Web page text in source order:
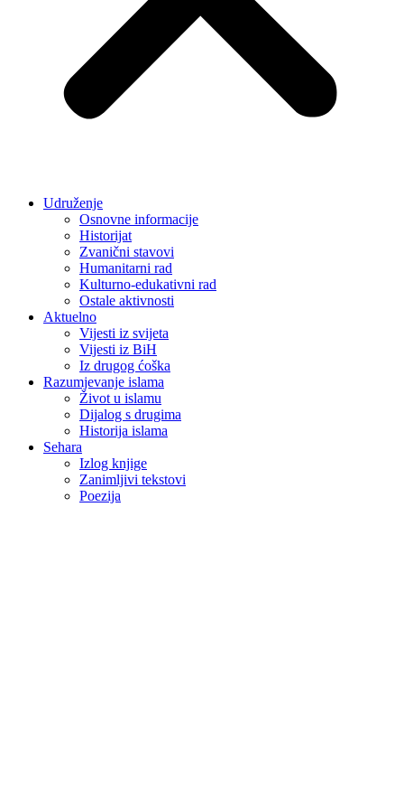
Udruženje
Osnovne informacije
Historijat
Zvanični stavovi
Humanitarni rad
Kulturno-edukativni rad
Ostale aktivnosti
Aktuelno
Vijesti iz svijeta
Vijesti iz BiH
Iz drugog ćoška
Razumjevanje islama
Život u islamu
Dijalog s drugima
Historija islama
Sehara
Izlog knjige
Zanimljivi tekstovi
Poezija